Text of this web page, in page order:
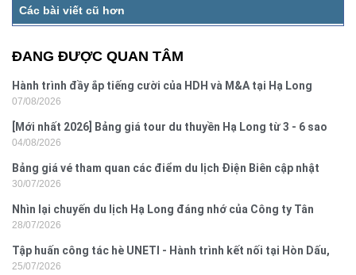
ĐANG ĐƯỢC QUAN TÂM
Hành trình đầy ắp tiếng cười của HDH và M&A tại Hạ Long
07/08/2026
[Mới nhất 2026] Bảng giá tour du thuyền Hạ Long từ 3 - 6 sao
04/08/2026
Bảng giá vé tham quan các điểm du lịch Điện Biên cập nhật
2026
30/07/2026
Nhìn lại chuyến du lịch Hạ Long đáng nhớ của Công ty Tân
Hưng 2026
28/07/2026
Tập huấn công tác hè UNETI - Hành trình kết nối tại Hòn Dấu,
Đồ Sơn
25/07/2026